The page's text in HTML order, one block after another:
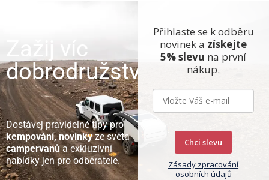
Zažij víc
dobrodružství
Dostávej pravidelné tipy pro
kempování, novinkyze světa
campervanůa exkluzivní
nabídky jen pro odběratele.
Přihlaste se k odběru
novinek a získejte
5% slevu na první
nákup.
Chci slevu
Zásady zpracování
osobních údajů